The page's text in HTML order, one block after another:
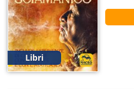
Libri